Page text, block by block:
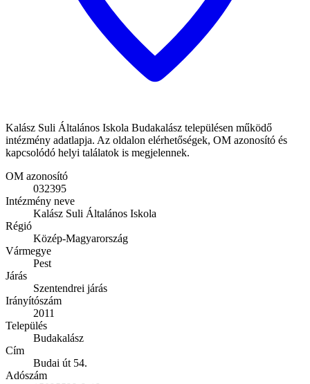
Kalász Suli Általános Iskola Budakalász településen működő
intézmény adatlapja. Az oldalon elérhetőségek, OM azonosító és
kapcsolódó helyi találatok is megjelennek.
OM azonosító
032395
Intézmény neve
Kalász Suli Általános Iskola
Régió
Közép-Magyarország
Vármegye
Pest
Járás
Szentendrei járás
Irányítószám
2011
Település
Budakalász
Cím
Budai út 54.
Adószám